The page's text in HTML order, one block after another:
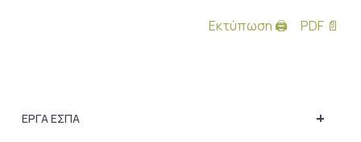
Εκτύπωση 🖨
PDF 📄
+
ΕΡΓΑ ΕΣΠΑ